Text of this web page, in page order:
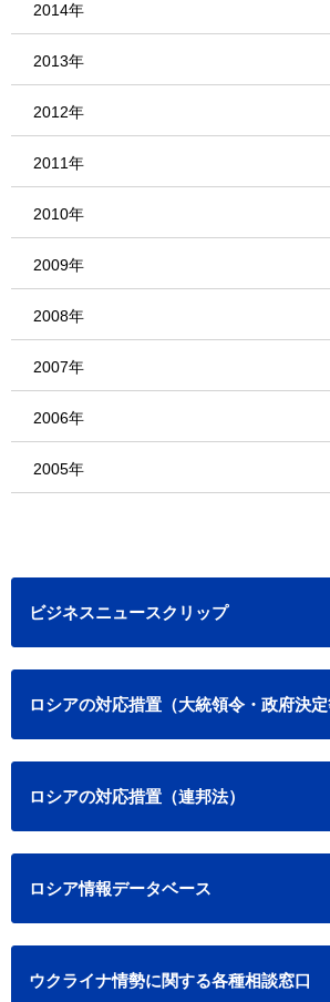
2014年
2013年
2012年
2011年
2010年
2009年
2008年
2007年
2006年
2005年
ビジネスニュースクリップ
ロシアの対応措置（大統領令・政府決定
ロシアの対応措置（連邦法）
ロシア情報データベース
ウクライナ情勢に関する各種相談窓口